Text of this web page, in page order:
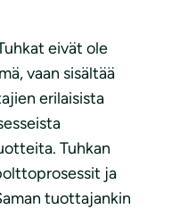
eivät ole
vaan sisältää
erilaisista
Tuhkan
ja
tuottajankin